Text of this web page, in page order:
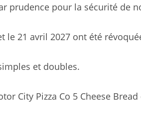
prudence pour la sécurité de
le 21 avril 2027 ont été
et doubles.
City Pizza Co 5 Cheese